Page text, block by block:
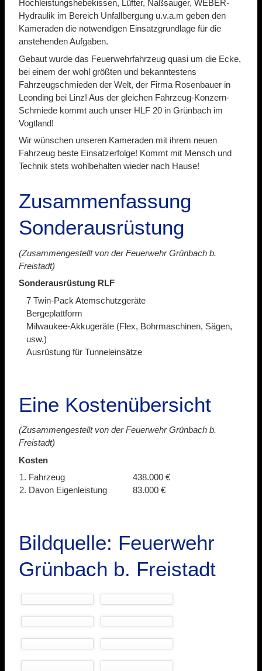
Hochleistungshebekissen, Lüfter, Naßsauger, WEBER-
Hydraulik im Bereich Unfallbergung u.v.a.m geben den
Kameraden die notwendigen Einsatzgrundlage für die
anstehenden Aufgaben.
Gebaut wurde das Feuerwehrfahrzeug quasi um die Ecke,
bei einem der wohl größten und bekanntestens
Fahrzeugschmieden der Welt, der Firma Rosenbauer in
Leonding bei Linz! Aus der gleichen Fahrzeug-Konzern-
Schmiede kommt auch unser HLF 20 in Grünbach im
Vogtland!
Wir wünschen unseren Kameraden mit ihrem neuen
Fahrzeug beste Einsatzerfolge! Kommt mit Mensch und
Technik stets wohlbehalten wieder nach Hause!
Zusammenfassung
Sonderausrüstung
(Zusammengestellt von der Feuerwehr Grünbach b.
Freistadt)
Sonderausrüstung RLF
7 Twin-Pack Atemschutzgeräte
Bergeplattform
Milwaukee-Akkugeräte (Flex, Bohrmaschinen, Sägen,
usw.)
Ausrüstung für Tunneleinsätze
Eine Kostenübersicht
(Zusammengestellt von der Feuerwehr Grünbach b.
Freistadt)
Kosten
Fahrzeug 438.000 €
Davon Eigenleistung 83.000 €
Bildquelle: Feuerwehr
Grünbach b. Freistadt